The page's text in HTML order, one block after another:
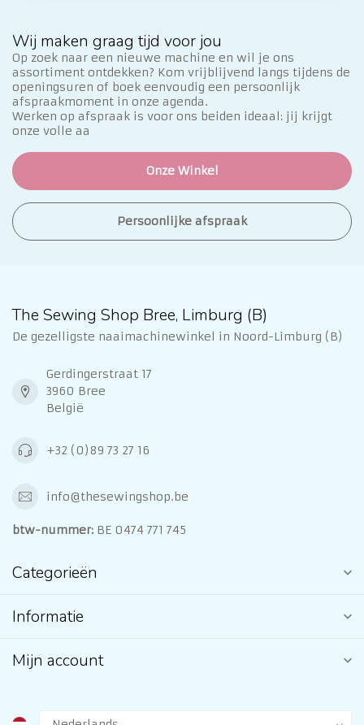
Wij maken graag tijd voor jou
Op zoek naar een nieuwe machine en wil je ons
assortiment ontdekken? Kom vrijblijvend langs tijdens de
openingsuren of boek eenvoudig een persoonlijk
afspraakmoment in onze agenda.
Werken op afspraak is voor ons beiden ideaal: jij krijgt
onze volle aa
Onze Winkel
Persoonlijke afspraak
The Sewing Shop Bree, Limburg (B)
De gezelligste naaimachinewinkel in Noord-Limburg (B)
Gerdingerstraat 17
3960 Bree
België
+32 (0)89 73 27 16
info@thesewingshop.be
btw-nummer: BE 0474 771 745
Categorieën
Informatie
Mijn account